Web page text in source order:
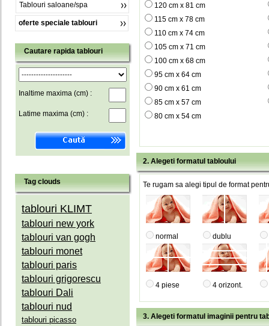
Tablouri saloane/spa
oferte speciale tablouri
Cautare rapida tablouri
Inaltime maxima (cm) :
Latime maxima (cm) :
Tag clouds
tablouri KLIMT
tablouri new york
tablouri van gogh
tablouri monet
tablouri paris
tablouri grigorescu
tablouri Dali
tablouri nud
tablouri picasso
120 cm x 81 cm
115 cm x 78 cm
110 cm x 74 cm
105 cm x 71 cm
100 cm x 68 cm
95 cm x 64 cm
90 cm x 61 cm
85 cm x 57 cm
80 cm x 54 cm
2. Alegeti formatul tabloului
Te rugam sa alegi tipul de format
normal dublu
4 piese 4 orizont.
3. Alegeti formatul imaginii pentru